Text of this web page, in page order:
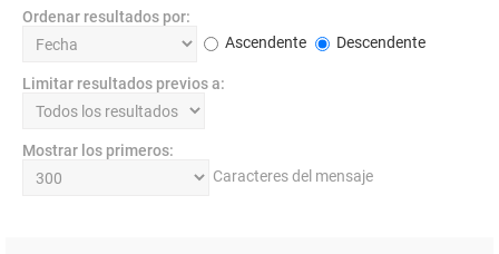
Ordenar resultados por:
Ascendente
Descendente
Limitar resultados previos a:
Mostrar los primeros:
Caracteres del mensaje